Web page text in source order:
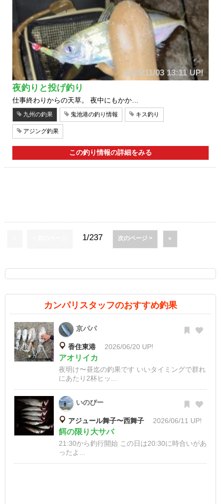
2025/11/03 13:11 UP!
夜釣りと投げ釣り
仕事終わりからの天草。 夜中にもかか…
九州の釣果 鬼池港の釣り情報 キス釣り
アジング釣果
この釣り情報の詳細をみる
1/237 次のページ > »
カンパリスタッフのおすすめ釣果
京パパ
香住東港 2026/06/20 UP!
アオリイカ
夜明け〜昼迄の釣果です いいタイミングで群れ
にあたり2杯ヒッ...
いのぴー
アジュール舞子〜西舞子 2026/06/11 UP!
餌の限り大サバ
21:30から釣行開始 この日は20:30に時合いがあ
ったよ...